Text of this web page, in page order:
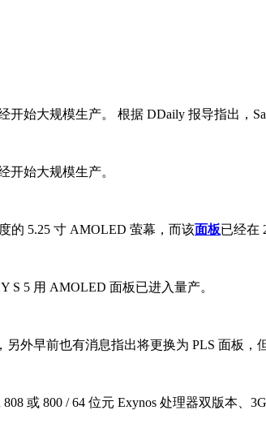
开始大规模生产。 根据 DDaily 报导指出，
开始大规模生产。
的 5.25 寸 AMOLED 萤幕，而该面板已经在
S 5 用 AMOLED 面板已进入量产。
外早前也有消息指出将更换为 PLS 面板，
或 800 / 64 位元 Exynos 处理器双版本